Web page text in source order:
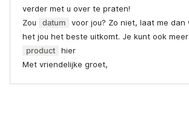
verder met u over te praten!
Zou
datum
voor jou? Zo niet, laat me
het jou het beste uitkomt. Je kunt ook
product
hier
Met vriendelijke groet,